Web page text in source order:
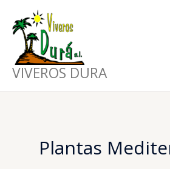
contenido
VIVEROS DURA
Plantas